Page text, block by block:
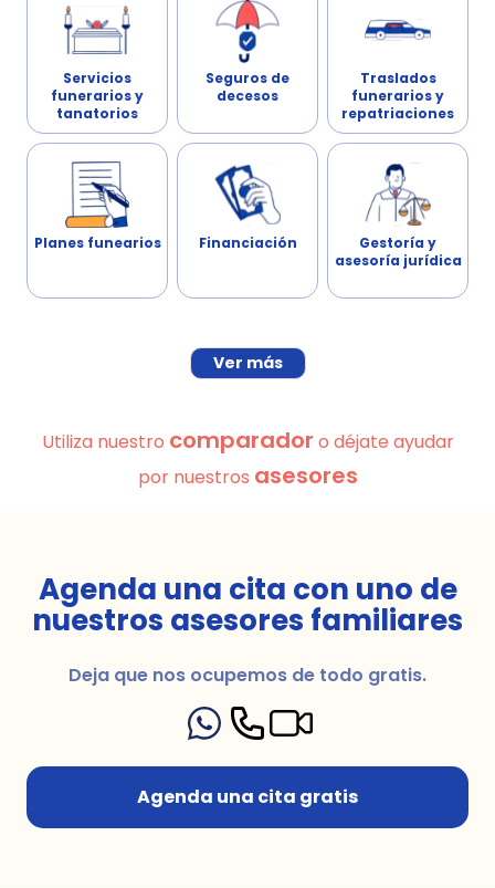
Servicios
funerarios y
tanatorios
Seguros de
decesos
Traslados
funerarios y
repatriaciones
Planes funearios Financiación
Gestoría y
asesoría jurídica
Ver más
Utiliza nuestro comparador o déjate ayudar
por nuestros asesores
Agenda una cita con uno de
nuestros asesores familiares
Deja que nos ocupemos de todo gratis.
Agenda una cita gratis